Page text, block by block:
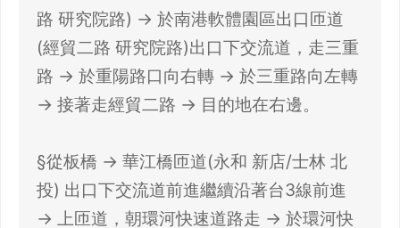
路 研究院路) → 於南港軟體園區出口匝道
(經貿二路 研究院路)出口下交流道，走三重
路 → 於重陽路口向右轉 → 於三重路向左轉
→ 接著走經貿二路 → 目的地在右邊。
§從板橋 → 華江橋匝道(永和 新店/士林 北
投) 出口下交流道前進繼續沿著台3線前進
→ 上匝道，朝環河快速道路走 → 於環河快